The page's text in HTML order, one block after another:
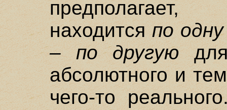
находитсяпо
– по другуюдля
абсолютного и
чего-то